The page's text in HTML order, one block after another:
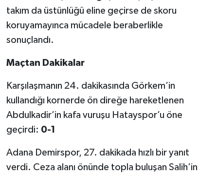
takım da üstünlüğü eline geçirse de skoru
koruyamayınca mücadele beraberlikle
sonuçlandı.
Maçtan Dakikalar
Karşılaşmanın 24. dakikasında Görkem’in
kullandığı kornerde ön direğe hareketlenen
Abdulkadir’in kafa vuruşu Hatayspor’u öne
geçirdi: 0-1
Adana Demirspor, 27. dakikada hızlı bir yanıt
verdi. Ceza alanı önünde topla buluşan Salih’in